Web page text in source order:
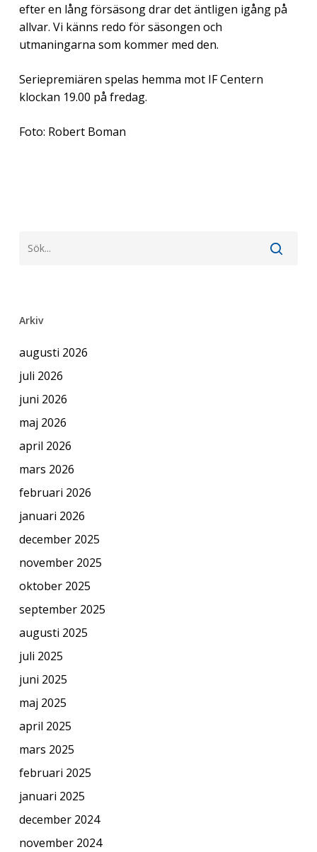
efter en lång försäsong drar det äntligen igång på
allvar. Vi känns redo för säsongen och
utmaningarna som kommer med den.
Seriepremiären spelas hemma mot IF Centern
klockan 19.00 på fredag.
Foto: Robert Boman
Arkiv
augusti 2026
juli 2026
juni 2026
maj 2026
april 2026
mars 2026
februari 2026
januari 2026
december 2025
november 2025
oktober 2025
september 2025
augusti 2025
juli 2025
juni 2025
maj 2025
april 2025
mars 2025
februari 2025
januari 2025
december 2024
november 2024